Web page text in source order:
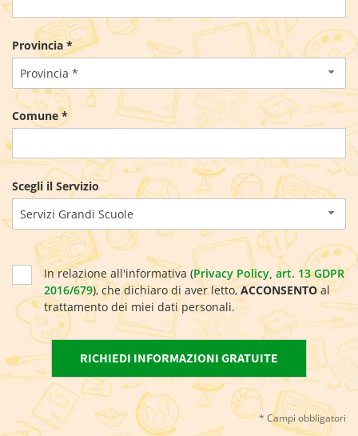
Provincia *
Provincia *
Comune *
Scegli il Servizio
Servizi Grandi Scuole
In relazione all'informativa (Privacy Policy, art. 13 GDPR
2016/679), che dichiaro di aver letto,ACCONSENTOal
trattamento dei miei dati personali.
* Campi obbligatori